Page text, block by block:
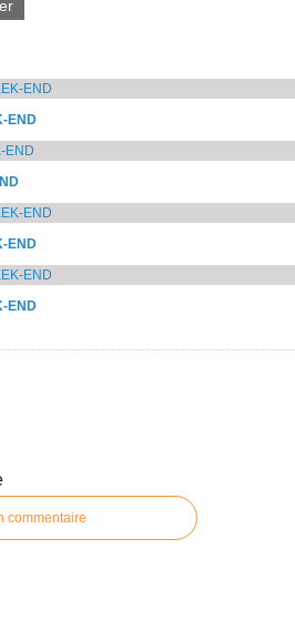
END
END
END
commentaire